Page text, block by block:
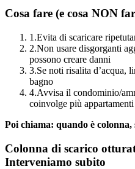
Cosa fare (e cosa NON
1.Evita di scaricare
2.Non usare disgorganti
possono creare danni
3.Se noti risalita d’acqua,
bagno
4.Avvisa il condominio/
coinvolge più appartamenti
Poi chiama: quando è
Colonna di scarico
Interveniamo subito